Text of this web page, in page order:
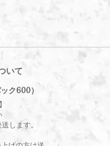
いて
ク600）
します。